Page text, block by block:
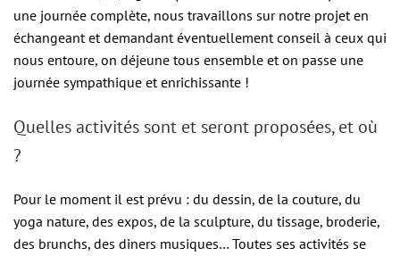
une journée complète, nous travaillons sur notre projet en
échangeant et demandant éventuellement conseil à ceux qui
nous entoure, on déjeune tous ensemble et on passe une
journée sympathique et enrichissante !
Quelles activités sont et seront proposées, et où
?
Pour le moment il est prévu : du dessin, de la couture, du
yoga nature, des expos, de la sculpture, du tissage, broderie,
des brunchs, des diners musiques… Toutes ses activités se